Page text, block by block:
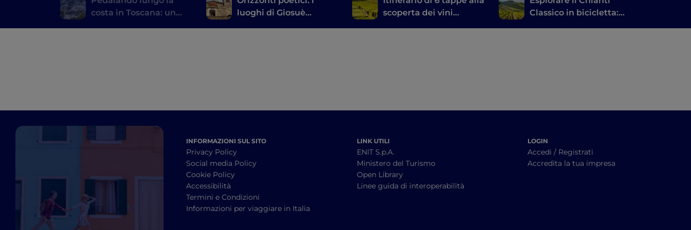
costa in Toscana: un
luoghi di Giosuè
scoperta dei vini
Classico in bicicletta:
INFORMAZIONI SUL SITO
Privacy Policy
Social media Policy
Cookie Policy
Accessibilità
Termini e Condizioni
Informazioni per viaggiare in Italia
LINK UTILI
ENIT S.p.A.
Ministero del Turismo
Open Library
Linee guida di interoperabilità
LOGIN
Accedi / Registrati
Accredita la tua impresa